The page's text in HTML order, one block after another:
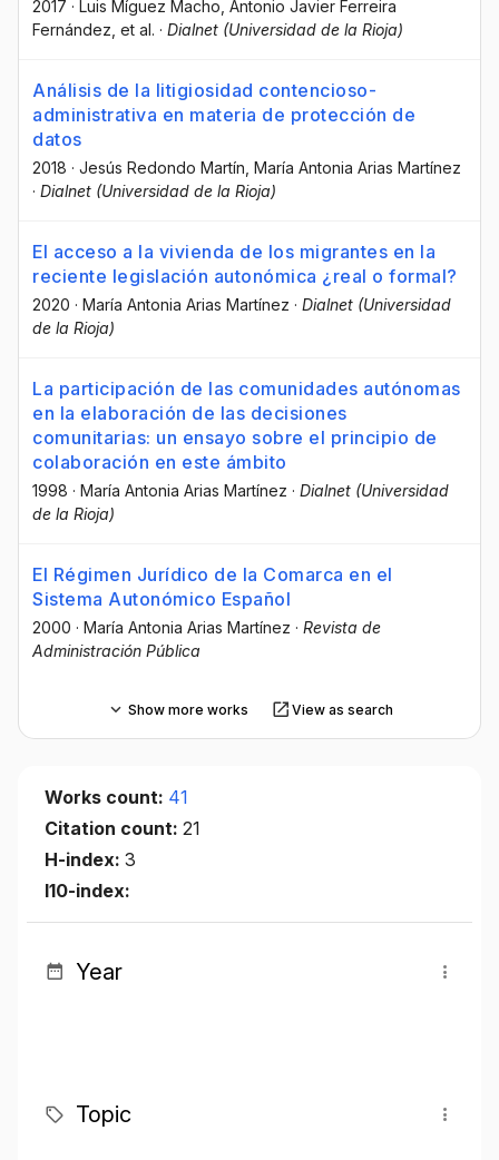
2017 · Luis Míguez Macho , Antonio Javier Ferreira
Fernández , et al. · Dialnet (Universidad de la Rioja)
Análisis de la litigiosidad contencioso-
administrativa en materia de protección de
datos
2018 · Jesús Redondo Martín , María Antonia Arias Martínez
· Dialnet (Universidad de la Rioja)
El acceso a la vivienda de los migrantes en la
reciente legislación autonómica ¿real o formal?
2020 · María Antonia Arias Martínez · Dialnet (Universidad
de la Rioja)
La participación de las comunidades autónomas
en la elaboración de las decisiones
comunitarias: un ensayo sobre el principio de
colaboración en este ámbito
1998 · María Antonia Arias Martínez · Dialnet (Universidad
de la Rioja)
El Régimen Jurídico de la Comarca en el
Sistema Autonómico Español
2000 · María Antonia Arias Martínez · Revista de
Administración Pública
Show more works View as search
Works count: 41
Citation count: 21
H-index: 3
I10-index:
Year
Topic